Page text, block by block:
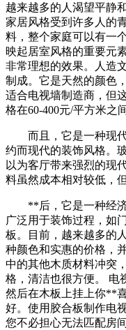
越来越多的人渴望平静
家居风格受到许多人的
料，整个家庭可以有一
映起居室风格的重要元
非常理想的效果。人造
制成。它是天然的颜色
适合电视墙制造商，但
格在60-400元/平方米之间
而且，它是一种现代
约而现代的装饰风格。
以为客厅带来强烈的现
料虽然成本相对较低，
**后，它是一种经济
广泛用于装饰过程，如
板。目前，越来越多的
种颜色和实惠的价格，
中的其他木质材料冲突
格，清洁也很方便。 电
然后在木板上挂上你**
好。使用胶合板制作电
您不必担心无法匹配房